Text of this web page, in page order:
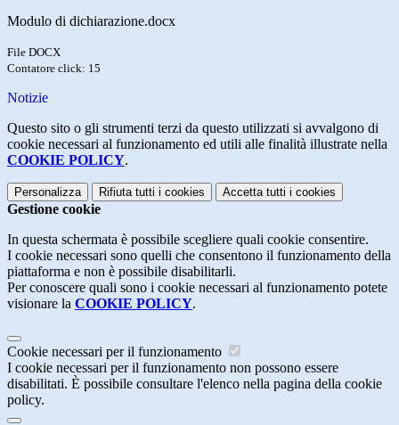
Modulo di dichiarazione.docx
File DOCX
Contatore click: 15
Notizie
Questo sito o gli strumenti terzi da questo utilizzati si avvalgono di
cookie necessari al funzionamento ed utili alle finalità illustrate nella
COOKIE POLICY.
Personalizza Rifiuta tutti i cookies Accetta tutti i cookies
Gestione cookie
In questa schermata è possibile scegliere quali cookie consentire.
I cookie necessari sono quelli che consentono il funzionamento della
piattaforma e non è possibile disabilitarli.
Per conoscere quali sono i cookie necessari al funzionamento potete
visionare la COOKIE POLICY.
Cookie necessari per il funzionamento
I cookie necessari per il funzionamento non possono essere
disabilitati. È possibile consultare l'elenco nella pagina della cookie
policy.